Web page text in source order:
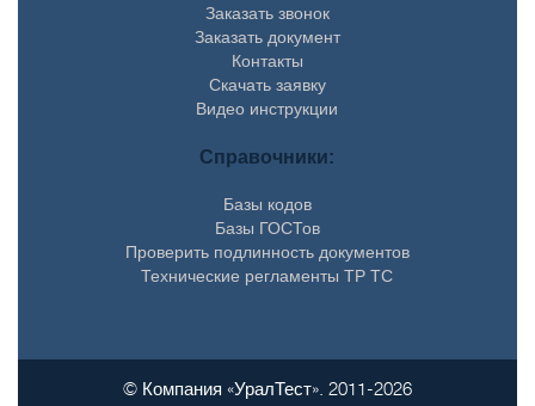
Заказать звонок
Заказать документ
Контакты
Скачать заявку
Видео инструкции
Справочники:
Базы кодов
Базы ГОСТов
Проверить подлинность документов
Технические регламенты ТР ТС
© Компания «УралТест». 2011-2026